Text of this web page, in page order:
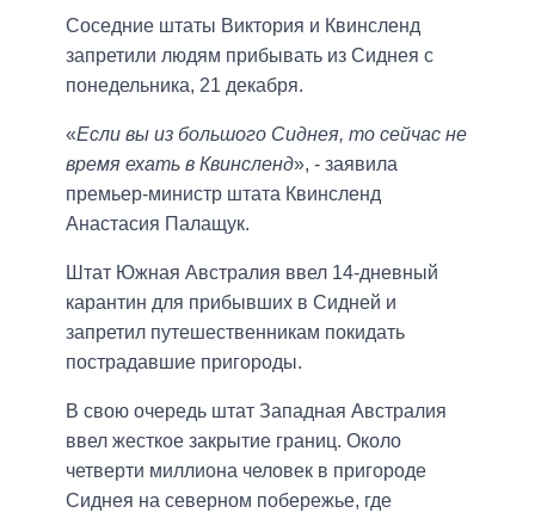
Соседние штаты Виктория и Квинсленд
запретили людям прибывать из Сиднея с
понедельника, 21 декабря.
«Если вы из большого Сиднея, то сейчас не
время ехать в Квинсленд», - заявила
премьер-министр штата Квинсленд
Анастасия Палащук.
Штат Южная Австралия ввел 14-дневный
карантин для прибывших в Сидней и
запретил путешественникам покидать
пострадавшие пригороды.
В свою очередь штат Западная Австралия
ввел жесткое закрытие границ. Около
четверти миллиона человек в пригороде
Сиднея на северном побережье, где